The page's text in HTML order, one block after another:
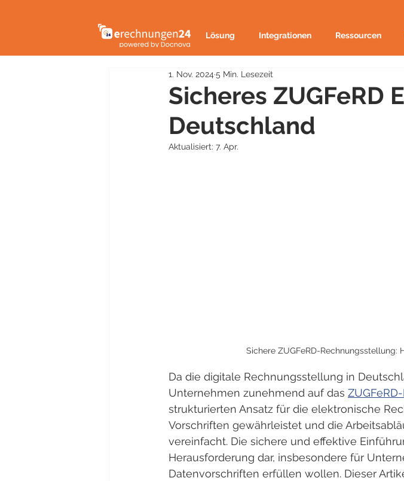
Lösung Integrationen Ressourcen
Sicheres ZUGFeRD
Deutschland
1. Nov. 2024 5 Min. Lesezeit
Aktualisiert: 7. Apr.
Sichere ZUGFeRD-Rechnungsstellung:
Da die digitale Rechnungsstellung in
Unternehmen zunehmend auf das
strukturierten Ansatz für die elektronische
Vorschriften gewährleistet und die
vereinfacht. Die sichere und effektive
Herausforderung dar, insbesondere für
Datenvorschriften erfüllen wollen. Dieser